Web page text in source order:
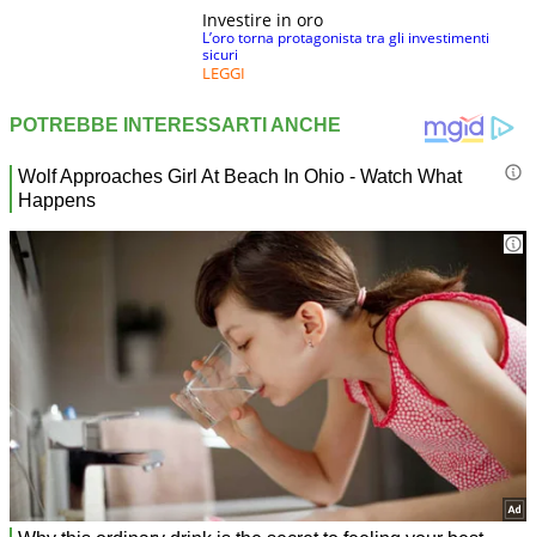
Investire in oro
L’oro torna protagonista tra gli investimenti
sicuri
LEGGI